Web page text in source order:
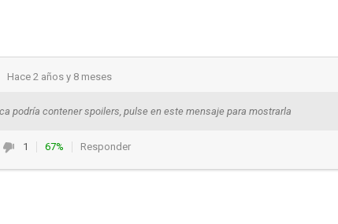
Hace 2 años y 8 meses
podría contener spoilers, pulse en este mensaje para mostrarla
1 67% Responder